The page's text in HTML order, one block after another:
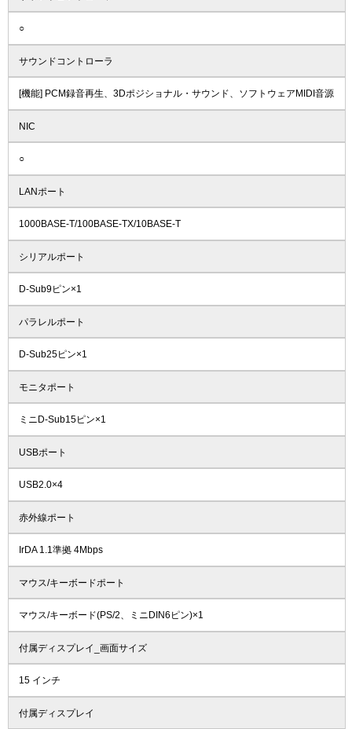
○
サウンドコントローラ
[機能] PCM録音再生、3Dポジショナル・サウンド、ソフトウェアMIDI音源
NIC
○
LANポート
1000BASE-T/100BASE-TX/10BASE-T
シリアルポート
D-Sub9ピン×1
パラレルポート
D-Sub25ピン×1
モニタポート
ミニD-Sub15ピン×1
USBポート
USB2.0×4
赤外線ポート
IrDA 1.1準拠 4Mbps
マウス/キーボードポート
マウス/キーボード(PS/2、ミニDIN6ピン)×1
付属ディスプレイ_画面サイズ
15 インチ
付属ディスプレイ